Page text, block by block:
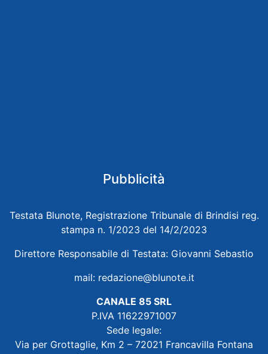
Pubblicità
Testata Blunote, Registrazione Tribunale di Brindisi reg.
stampa n. 1/2023 del 14/2/2023
Direttore Responsabile di Testata: Giovanni Sebastio
mail: redazione@blunote.it
CANALE 85 SRL
P.IVA 11622971007
Sede legale:
Via per Grottaglie, Km 2 – 72021 Francavilla Fontana